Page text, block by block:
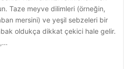
Taze meyve dilimleri (örneğin,
mersini) ve yeşil sebzeleri bir
oldukça dikkat çekici hale gelir.